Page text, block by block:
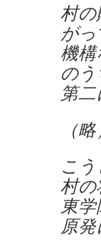
村
が
機
の
第
（略
こ
村
東
原